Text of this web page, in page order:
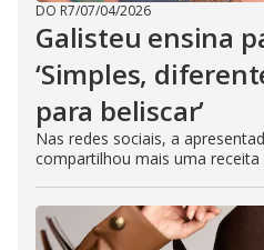
DO R7/07/04/2026
Galisteu ensina
‘Simples,
para beliscar’
Nas redes sociais, a
compartilhou mais uma receita